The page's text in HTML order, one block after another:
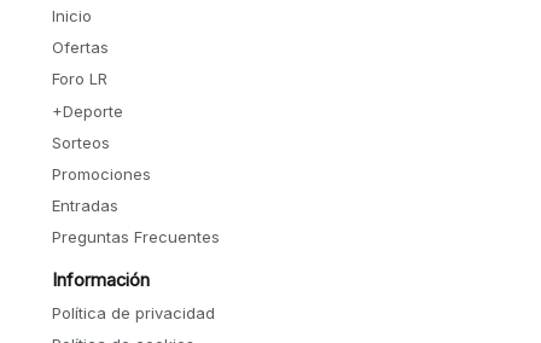
Inicio
Ofertas
Foro LR
+Deporte
Sorteos
Promociones
Entradas
Preguntas Frecuentes
Información
Política de privacidad